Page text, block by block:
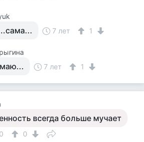
7 лет 1
7 лет 1
всегда больше мучает
0 0